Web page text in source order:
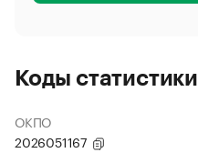
Коды статистики
ОКПО
2026051167